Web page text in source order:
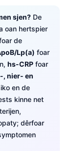
sjen? De
oan hertspier
de
Lp(a) foar
hs-CRP foar
, nier- en
en de
kinne net
dêrfoar